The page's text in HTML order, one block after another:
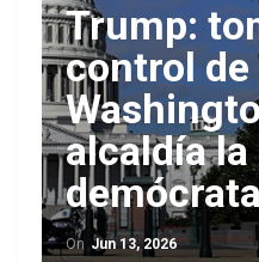
Trump:
control de
alcaldía
On Jun 13, 2026